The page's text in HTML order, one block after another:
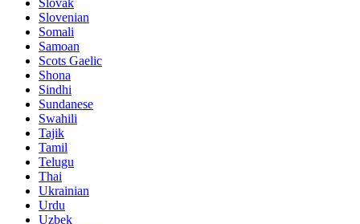
Slovak
Slovenian
Somali
Samoan
Scots Gaelic
Shona
Sindhi
Sundanese
Swahili
Tajik
Tamil
Telugu
Thai
Ukrainian
Urdu
Uzbek